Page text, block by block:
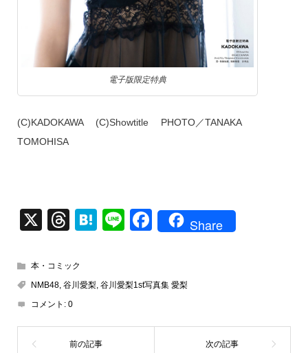
電子版限定特典
(C)KADOKAWA (C)Showtitle PHOTO／TANAKA
TOMOHISA
X
T
e
a
d
s
H
n
Li
F
e
o
Share
本・コミック
NMB48, 谷川愛梨, 谷川愛梨1st写真集 愛梨
コメント: 0